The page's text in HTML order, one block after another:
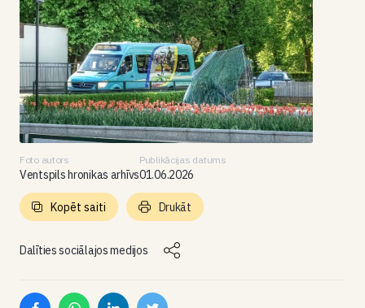
Foto autors
Ventspils hronikas arhīvs
Publikācijas datums
01.06.2026
Dalīties sociālajos medijos
Kopēt saiti Drukāt